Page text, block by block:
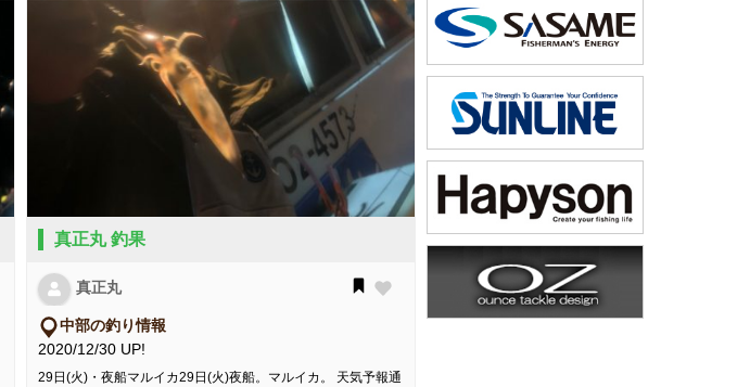
真正丸 釣果
真正丸
中部の釣り情報
2020/12/30 UP!
29日(火)・夜船マルイカ29日(火)夜船。マルイカ。 天気予報通